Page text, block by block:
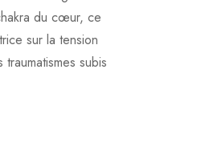
du cœur, ce
sur la tension
subis